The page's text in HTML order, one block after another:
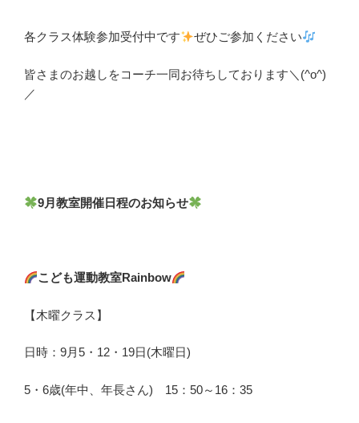
各クラス体験参加受付中です ぜひご参加ください
皆さまのお越しをコーチ一同お待ちしております＼(^o^)
／
9月教室開催日程のお知らせ
こども運動教室Rainbow
【木曜クラス】
日時：9月5・12・19日(木曜日)
5・6歳(年中、年長さん) 15：50～16：35